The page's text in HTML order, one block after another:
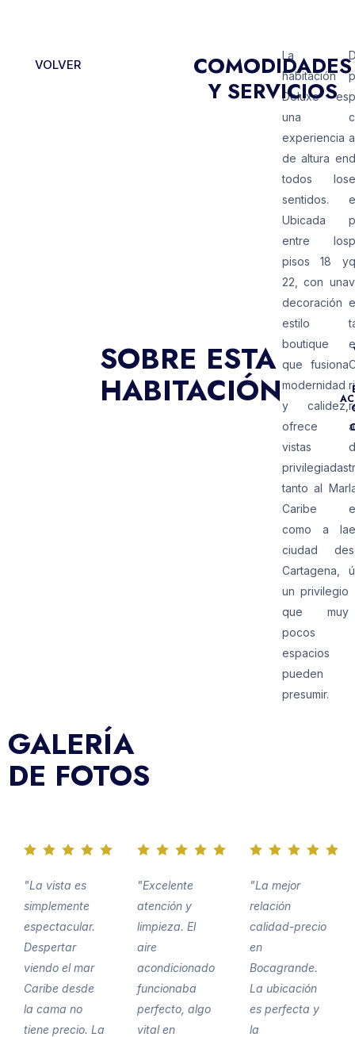
VOLVER
SOBRE ESTA
HABITACIÓN
La
habitación
Deluxe es
una
experiencia
de altura en
todos los
sentidos.
Ubicada
entre los
pisos 18 y
22, con una
decoración
estilo
boutique
que fusiona
modernidad
y calidez,
ofrece
vistas
privilegiadas
tanto al Mar
Caribe
como a la
ciudad de
Cartagena,
un privilegio
que muy
pocos
espacios
pueden
presumir.
COMODIDADES
Y SERVICIOS
GALERÍA
DE FOTOS
"La vista es
simplemente
espectacular.
Despertar
viendo el mar
Caribe desde
la cama no
tiene precio. La
"Excelente
atención y
limpieza. El
aire
acondicionado
funcionaba
perfecto, algo
vital en
"La mejor
relación
calidad-precio
en
Bocagrande.
La ubicación
es perfecta y
la